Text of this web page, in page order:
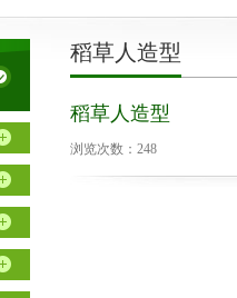
稻草人造型
稻草人造型
浏览次数： 248